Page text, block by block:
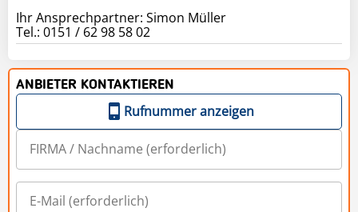
Ihr Ansprechpartner: Simon Müller
Tel.: 0151 / 62 98 58 02
ANBIETER KONTAKTIEREN
Rufnummer anzeigen